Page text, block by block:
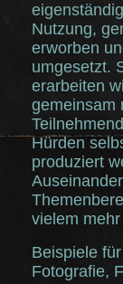
Nutzung,
erworben
umgesetzt.
erarbeiten
gemeinsam
Hürden
produziert
vielem
Beispiele
Fotografie,